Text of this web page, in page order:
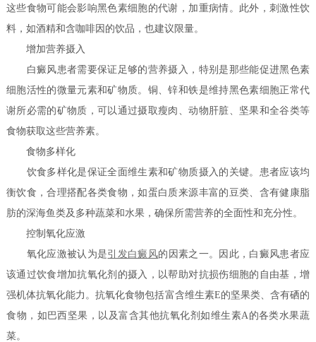
这些食物可能会影响黑色素细胞的代谢，加重病情。此外，刺激性饮
料，如酒精和含咖啡因的饮品，也建议限量。
增加营养摄入
白癜风患者需要保证足够的营养摄入，特别是那些能促进黑色素
细胞活性的微量元素和矿物质。铜、锌和铁是维持黑色素细胞正常代
谢所必需的矿物质，可以通过摄取瘦肉、动物肝脏、坚果和全谷类等
食物获取这些营养素。
食物多样化
饮食多样化是保证全面维生素和矿物质摄入的关键。患者应该均
衡饮食，合理搭配各类食物，如蛋白质来源丰富的豆类、含有健康脂
肪的深海鱼类及多种蔬菜和水果，确保所需营养的全面性和充分性。
控制氧化应激
氧化应激被认为是引发白癜风的因素之一。因此，白癜风患者应
该通过饮食增加抗氧化剂的摄入，以帮助对抗损伤细胞的自由基，增
强机体抗氧化能力。抗氧化食物包括富含维生素E的坚果类、含有硒的
食物，如巴西坚果，以及富含其他抗氧化剂如维生素A的各类水果蔬
菜。